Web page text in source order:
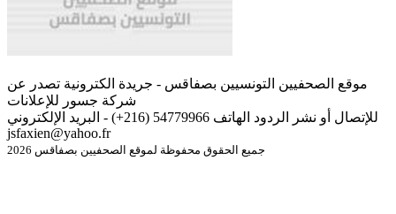
موقع الصحفيين التونسيين بصفاقس - جريدة الكترونية تصدر عن
شركة جسور للإعلانات
للإتصال أو نشر الردود الهاتف 54779966 (216+) - البريد الإلكتروني
jsfaxien@yahoo.fr
جميع الحقوق محفوظة لموقع الصحفيين بصفاقس 2026